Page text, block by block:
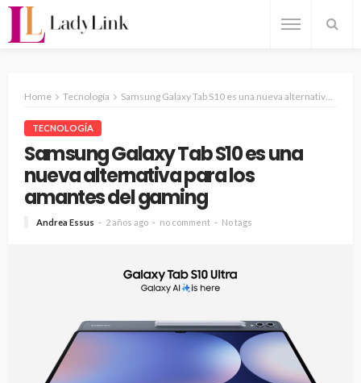
Home Tecnología Samsung Galaxy Tab S10 es una nueva alternativa para los amantes del gaming
TECNOLOGÍA
Samsung Galaxy Tab S10 es una
nueva alternativa para los
amantes del gaming
Andrea Essus 2 años ago no comment No tags